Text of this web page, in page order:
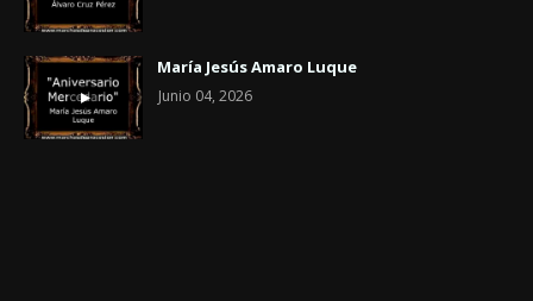
María Jesús Amaro Luque
Junio 04, 2026